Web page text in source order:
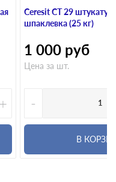
+
Ceresit CT 29
шпаклевка (25 кг)
1 000 руб
Цена за шт.
-
В